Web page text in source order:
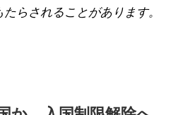
らされることがあります。